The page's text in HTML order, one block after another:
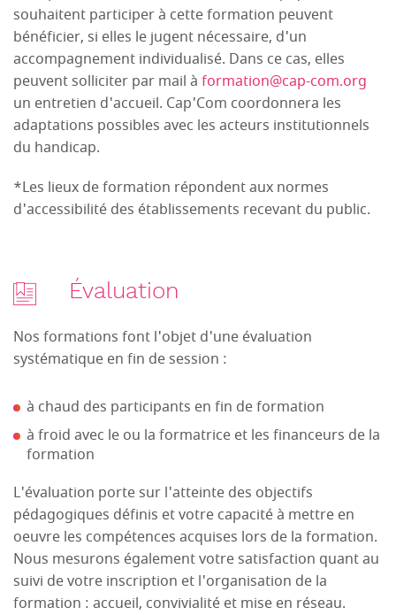
souhaitent participer à cette formation peuvent
bénéficier, si elles le jugent nécessaire, d'un
accompagnement individualisé. Dans ce cas, elles
peuvent solliciter par mail à formation@cap-com.org
un entretien d'accueil. Cap'Com coordonnera les
adaptations possibles avec les acteurs institutionnels
du handicap.
*Les lieux de formation répondent aux normes
d'accessibilité des établissements recevant du public.
Évaluation
Nos formations font l'objet d'une évaluation
systématique en fin de session :
à chaud des participants en fin de formation
à froid avec le ou la formatrice et les financeurs de la
formation
L'évaluation porte sur l'atteinte des objectifs
pédagogiques définis et votre capacité à mettre en
oeuvre les compétences acquises lors de la formation.
Nous mesurons également votre satisfaction quant au
suivi de votre inscription et l'organisation de la
formation : accueil, convivialité et mise en réseau.